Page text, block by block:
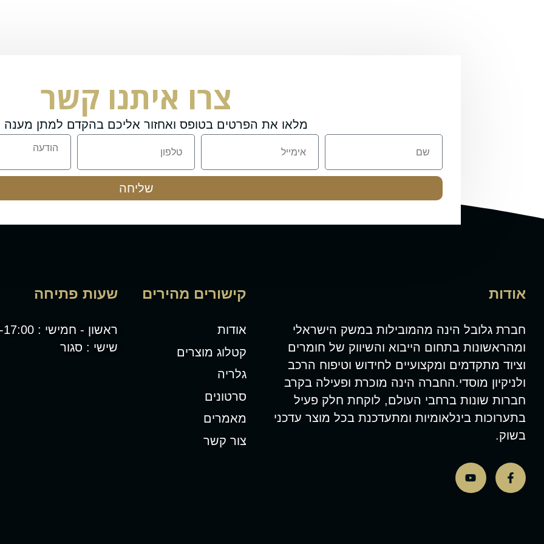
צרו איתנו קשר
מלאו את הפרטים בטופס ואחזור אליכם בהקדם למתן מענה
שליחה
אודות
חברת גלובל הינה מהמובילות במשק הישראלי
ומהראשונות בתחום הייבוא והשיווק של חומרים
וציוד מתקדמים ומקצועיים לחידוש וטיפוח הרכב
ולניקיון מוסדי.החברה הינה מוכרת ופעילה בקרב
חברות שונות ברחבי העולם, לוקחת חלק פעיל
בתערוכות בינלאומיות ומתעדכנת בכל מוצר עדכני
בשוק.
קישורים מהירים
אודות
קטלוג מוצרים
גלריה
סרטונים
מאמרים
צור קשר
שעות פתיחה
ראשון - חמישי : 08:00-17:00
שישי : סגור